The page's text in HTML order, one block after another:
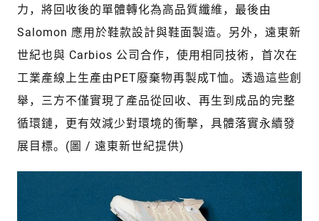
力，將回收後的單體轉化為高品質纖維，最後由
Salomon 應用於鞋款設計與鞋面製造。另外，遠東新
世紀也與 Carbios 公司合作，使用相同技術，首次在
工業產線上生產由PET廢棄物再製成T恤。透過這些創
舉，三方不僅實現了產品從回收、再生到成品的完整
循環鏈，更有效減少對環境的衝擊，具體落實永續發
展目標。(圖 / 遠東新世紀提供)